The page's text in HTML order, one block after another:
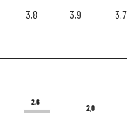
3,8 3,9 3,7
2,6
2,6
2,0
2,0